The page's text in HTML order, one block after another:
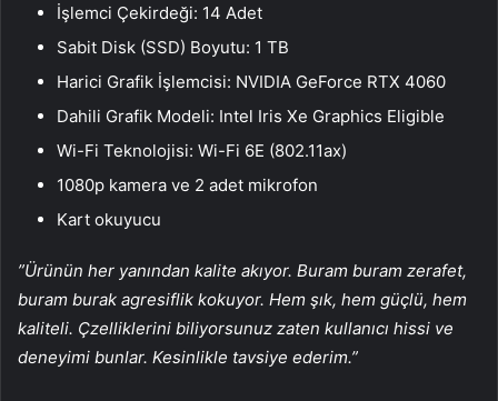
İşlemci Çekirdeği: 14 Adet
Sabit Disk (SSD) Boyutu: 1 TB
Harici Grafik İşlemcisi: NVIDIA GeForce RTX 4060
Dahili Grafik Modeli: Intel Iris Xe Graphics Eligible
Wi-Fi Teknolojisi: Wi-Fi 6E (802.11ax)
1080p kamera ve 2 adet mikrofon
Kart okuyucu
”Ürünün her yanından kalite akıyor. Buram buram zerafet,
buram burak agresiflik kokuyor. Hem şık, hem güçlü, hem
kaliteli. Çzelliklerini biliyorsunuz zaten kullanıcı hissi ve
deneyimi bunlar. Kesinlikle tavsiye ederim.”